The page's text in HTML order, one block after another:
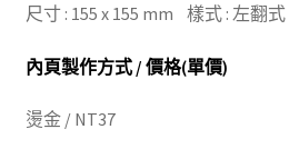
尺寸 : 155 x 155 mm 樣式 : 左翻式
內頁製作方式 / 價格(單價)
燙金 / NT37